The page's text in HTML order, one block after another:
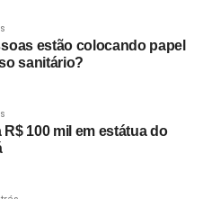
estão colocando papel
sanitário?
R$ 100 mil em estátua do